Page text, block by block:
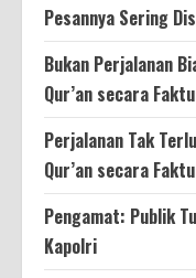
Pesannya Sering
Bukan Perjalanan
Qur’an secara
Perjalanan Tak
Qur’an secara
Pengamat: Publik
Kapolri